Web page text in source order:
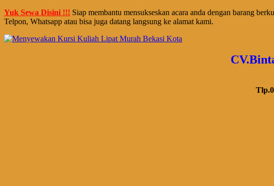
Yuk Sewa Disini !!! Siap membantu mensukseskan acara anda dengan barang
Telpon, Whatsapp atau bisa juga datang langsung ke alamat kami.